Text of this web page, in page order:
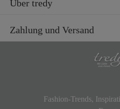
Über tredy
Zahlung und Versand
Fashion-Trends,